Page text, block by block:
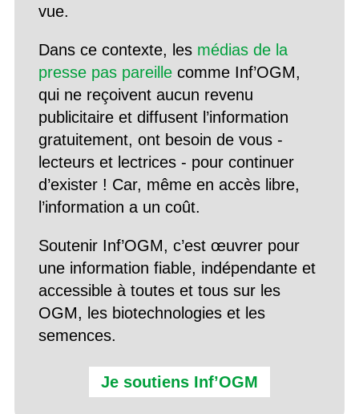
vue.
Dans ce contexte, les médias de la
presse pas pareillecomme Inf’OGM,
qui ne reçoivent aucun revenu
publicitaire et diffusent l’information
gratuitement, ont besoin de vous -
lecteurs et lectrices - pour continuer
d’exister ! Car, même en accès libre,
l’information a un coût.
Soutenir Inf’OGM, c’est œuvrer pour
une information fiable, indépendante et
accessible à toutes et tous sur les
OGM, les biotechnologies et les
semences.
Je soutiens Inf’OGM